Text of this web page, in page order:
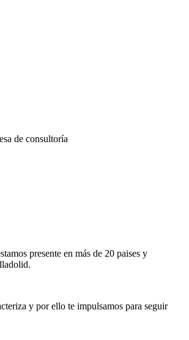
de consultoría
presente en más de 20 paises y
y por ello te impulsamos para seguir